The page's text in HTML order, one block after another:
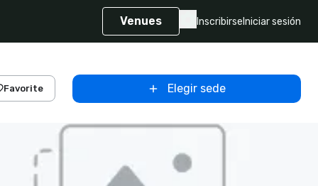
Venues Inscribirse Iniciar sesión
Favorite Elegir sede